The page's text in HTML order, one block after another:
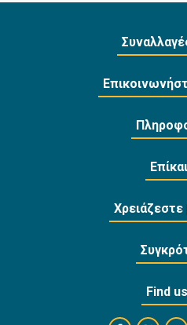
Χρειάζεστε
Find